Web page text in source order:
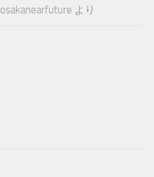
osakanearfuture より